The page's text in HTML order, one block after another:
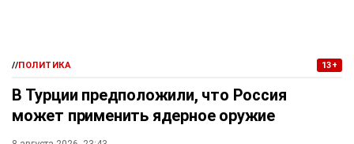
//ПОЛИТИКА 13+
В Турции предположили, что Россия
может применить ядерное оружие